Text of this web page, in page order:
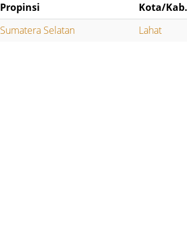
Propinsi Kota/Kab.
Sumatera Selatan
Lahat